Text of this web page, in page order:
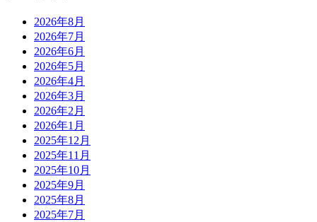
2026年8月
2026年7月
2026年6月
2026年5月
2026年4月
2026年3月
2026年2月
2026年1月
2025年12月
2025年11月
2025年10月
2025年9月
2025年8月
2025年7月